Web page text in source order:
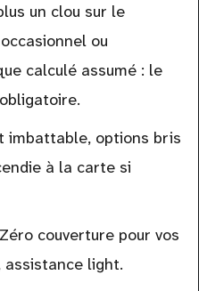
un clou sur le
ou
calculé assumé : le
imbattable, options bris
à la carte si
couverture pour vos
light.